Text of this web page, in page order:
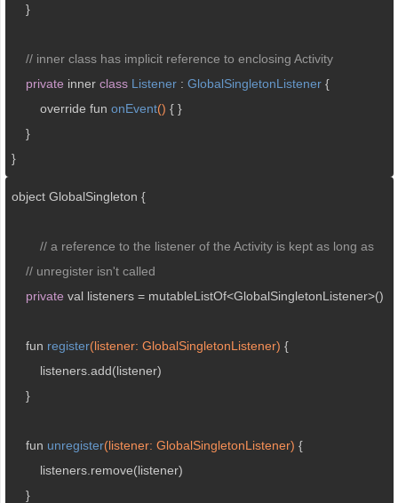
    }
// inner class has implicit reference to enclosing Activity
private inner class Listener : GlobalSingletonListener {
override fun onEvent() { }
    }
}
object GlobalSingleton {
// a reference to the listener of the Activity is kept as long as
// unregister isn't called
private val listeners = mutableListOf<GlobalSingletonListener>()
fun register(listener: GlobalSingletonListener) {
        listeners.add(listener)
    }
fun unregister(listener: GlobalSingletonListener) {
        listeners.remove(listener)
    }